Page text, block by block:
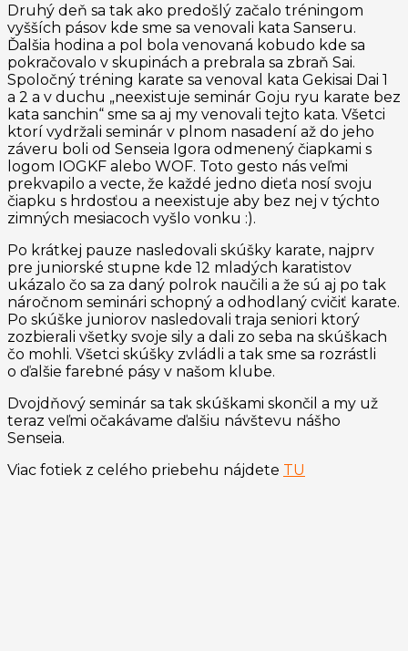
Druhý deň sa tak ako predošlý začalo tréningom
vyšších pásov kde sme sa venovali kata Sanseru.
Ďalšia hodina a pol bola venovaná kobudo kde sa
pokračovalo v skupinách a prebrala sa zbraň Sai.
Spoločný tréning karate sa venoval kata Gekisai Dai 1
a 2 a v duchu „neexistuje seminár Goju ryu karate bez
kata sanchin“ sme sa aj my venovali tejto kata. Všetci
ktorí vydržali seminár v plnom nasadení až do jeho
záveru boli od Senseia Igora odmenený čiapkami s
logom IOGKF alebo WOF. Toto gesto nás veľmi
prekvapilo a vecte, že každé jedno dieťa nosí svoju
čiapku s hrdosťou a neexistuje aby bez nej v týchto
zimných mesiacoch vyšlo vonku :).
Po krátkej pauze nasledovali skúšky karate, najprv
pre juniorské stupne kde 12 mladých karatistov
ukázalo čo sa za daný polrok naučili a že sú aj po tak
náročnom seminári schopný a odhodlaný cvičiť karate.
Po skúške juniorov nasledovali traja seniori ktorý
zozbierali všetky svoje sily a dali zo seba na skúškach
čo mohli. Všetci skúšky zvládli a tak sme sa rozrástli
o ďalšie farebné pásy v našom klube.
Dvojdňový seminár sa tak skúškami skončil a my už
teraz veľmi očakávame ďalšiu návštevu nášho
Senseia.
Viac fotiek z celého priebehu nájdete TU